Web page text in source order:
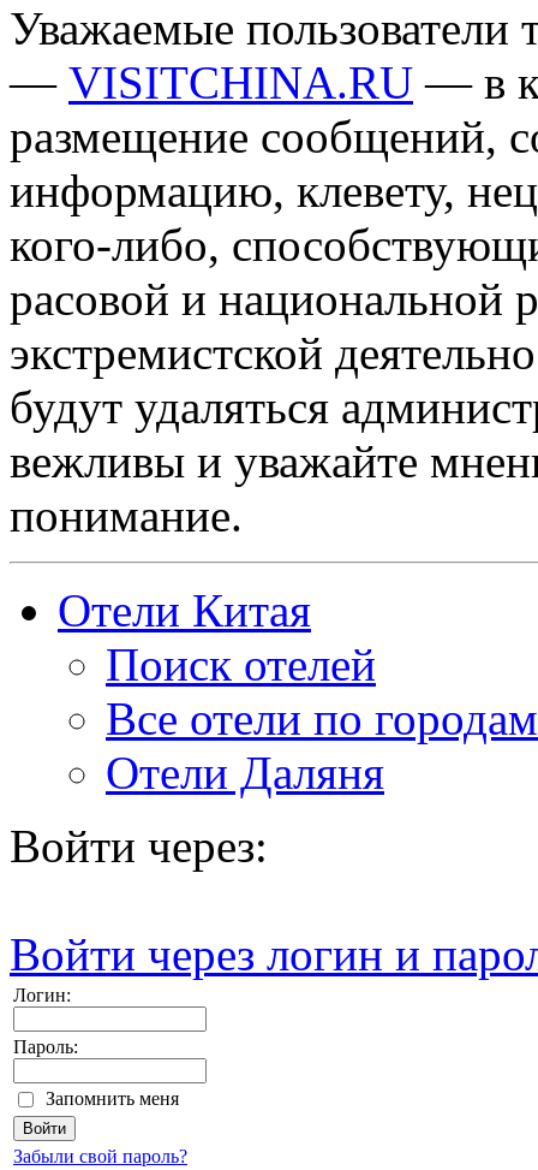
Уважаемые пользователи
— VISITCHINA.RU — в
размещение сообщений,
информацию, клевету,
кого-либо,
расовой и национальной
экстремистской
будут удаляться
вежливы и уважайте
понимание.
Отели Китая
Поиск отелей
Все отели по городам
Отели Даляня
Войти через:
Войти через логин и
Логин:
Пароль:
Запомнить меня
Забыли свой пароль?